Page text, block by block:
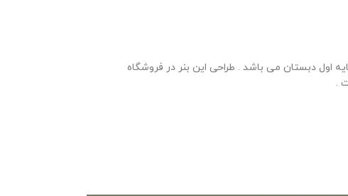
تا 100 مناسب برای پایه اول دبستان می باشد . طراحی این بنر در فروشگاه
.